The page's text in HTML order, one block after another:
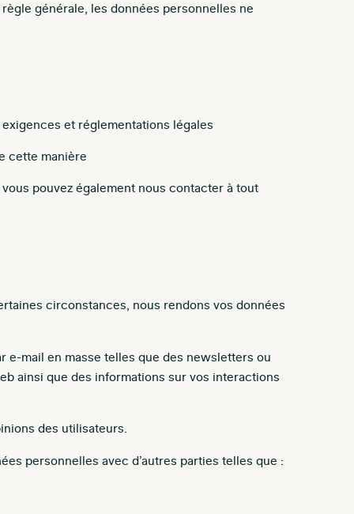
générale, les données personnelles ne
et réglementations légales
cette manière
pouvez également nous contacter à tout
circonstances, nous rendons vos données
mail en masse telles que des newsletters ou
ainsi que des informations sur vos interactions
des utilisateurs.
personnelles avec d’autres parties telles que :